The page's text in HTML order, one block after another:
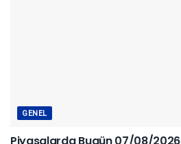
GENEL